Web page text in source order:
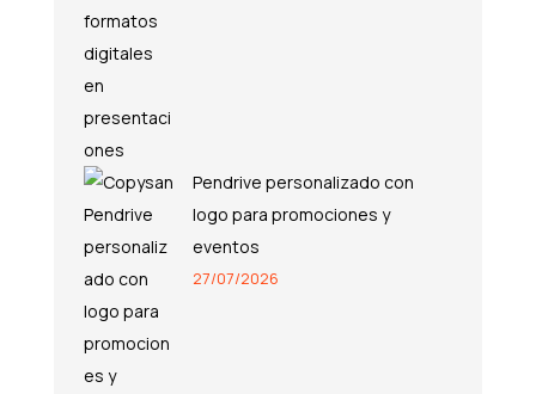
Pendrive personalizado con
logo para promociones y
eventos
27/07/2026